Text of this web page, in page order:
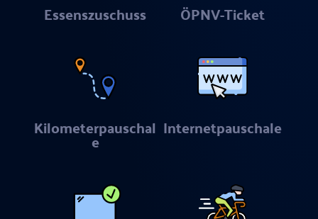
Essenszuschuss ÖPNV-Ticket
Kilometerpauschal
e
Internetpauschale